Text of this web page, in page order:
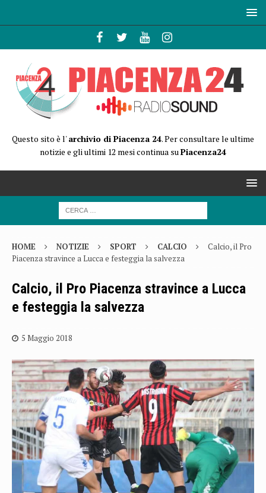
Questo sito è l'archivio di Piacenza 24. Per consultare le ultime
notizie e gli ultimi 12 mesi continua suPiacenza24
HOME NOTIZIE SPORT CALCIO
Calcio, il Pro
Piacenza stravince a Lucca e festeggia la salvezza
Calcio, il Pro Piacenza stravince a Lucca
e festeggia la salvezza
5 Maggio 2018